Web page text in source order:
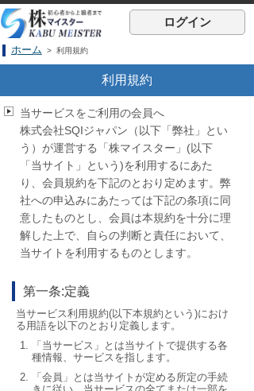
ログイン
ホーム > 利用規約
利用規約
当サービスをご利用の会員へ
株式会社SQIジャパン（以下「弊社」とい
う）が運営する「株マイスター」(以下
「当サイト」という)を利用するにあた
り、会員規約を下記のとおり定めます。弊
社への申込みにあたっては下記の条項に同
意したものとし、会員は本規約を十分に理
解した上で、自らの判断と責任において、
当サイトを利用するものとします。
第一条:定義
当サービス利用規約(以下本規約という)におけ
る用語を以下のとおり定義します。
「当サービス」とは当サイトで提供する各
種情報、サービスを指します。
「会員」とは当サイトが定める所定の手続